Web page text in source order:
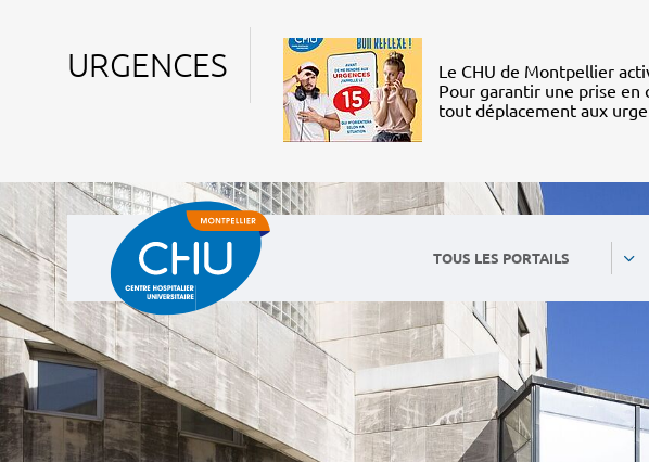
URGENCES
Le CHU de Montpellier
Pour garantir une prise en
tout déplacement aux
TOUS LES PORTAILS